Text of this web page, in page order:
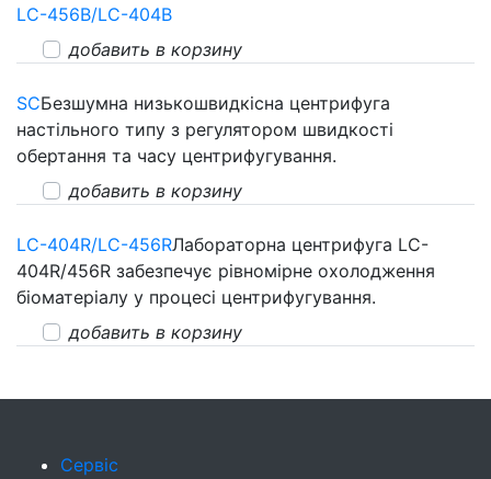
LС-456В/LС-404В
добавить в корзину
SCБезшумна низькошвидкісна центрифуга
настільного типу з регулятором швидкості
обертання та часу центрифугування.
добавить в корзину
LC-404R/LC-456RЛабораторна центрифуга LC-
404R/456R забезпечує рівномірне охолодження
біоматеріалу у процесі центрифугування.
добавить в корзину
Сервіс